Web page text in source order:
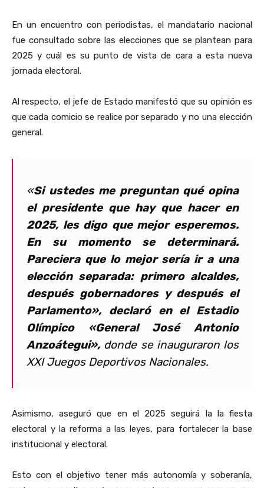
En un encuentro con periodistas, el mandatario nacional
fue consultado sobre las elecciones que se plantean para
2025 y cuál es su punto de vista de cara a esta nueva
jornada electoral.
Al respecto, el jefe de Estado manifestó que su opinión es
que cada comicio se realice por separado y no una elección
general.
«Si ustedes me preguntan qué opina
el presidente que hay que hacer en
2025, les digo que mejor esperemos.
En su momento se determinará.
Pareciera que lo mejor sería ir a una
elección separada: primero alcaldes,
después gobernadores y después el
Parlamento», declaró en el Estadio
Olímpico «General José Antonio
Anzoátegui», donde se inauguraron los
XXI Juegos Deportivos Nacionales.
Asimismo, aseguró que en el 2025 seguirá la la fiesta
electoral y la reforma a las leyes, para fortalecer la base
institucional y electoral.
Esto con el objetivo tener más autonomía y soberanía,